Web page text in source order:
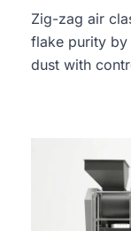
Zig-zag air
flake purity by
dust with